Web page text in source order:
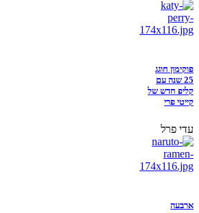
פוקימון חוגג
25 שנה עם
קליפ חדש של
קייטי פרי
עדי פרל
ארבעה